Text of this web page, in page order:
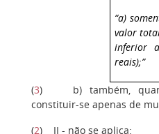
“a)
valor
inferior
reais);”
(3)
b) também,
constituir-se apenas de
(2)
II - não se aplica: